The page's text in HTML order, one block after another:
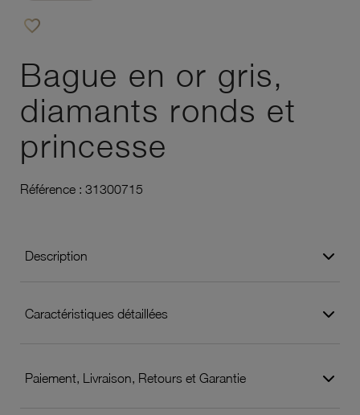
favorite_border
Bague en or gris,
diamants ronds et
princesse
Référence : 31300715
Description
Caractéristiques détaillées
Paiement, Livraison, Retours et Garantie